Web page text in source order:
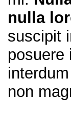
nulla
suscipit
posuere
interdum
non